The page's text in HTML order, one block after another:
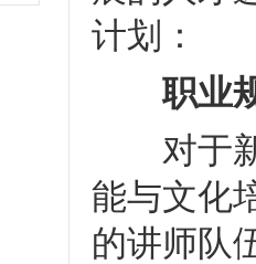
计划：
职业
对于新
能与文化
的讲师队